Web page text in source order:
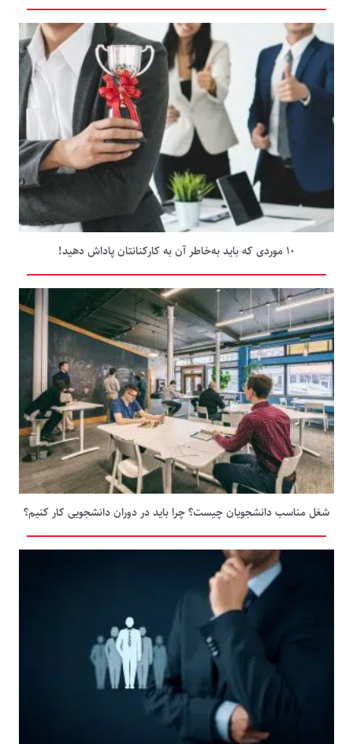
۱۰ موردی که باید به‌خاطر آن به کارکنانتان پاداش دهید!
شغل مناسب دانشجویان چیست؟ چرا باید در دوران دانشجویی کار کنیم؟